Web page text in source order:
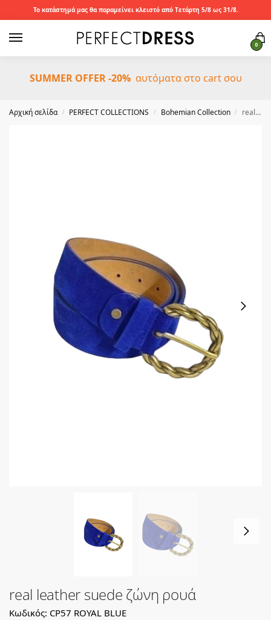
Το κατάστημά μας θα παραμείνει κλειστό από Τετάρτη 5/8 ως 31/8.
0
SUMMER OFFER -20%αυτόματα στο cart σου
Αρχική σελίδα / PERFECT COLLECTIONS / Bohemian Collection / real leather suede ζώνη ρουά
real leather suede ζώνη ρουά
Κωδικός: CP57 ROYAL BLUE